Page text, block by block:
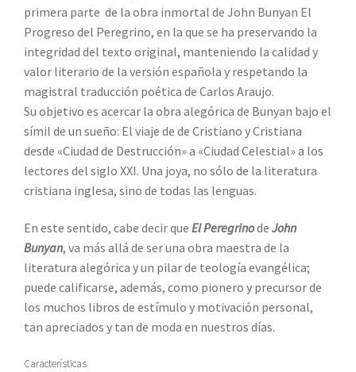
primera parte de la obra inmortal de John Bunyan El
Progreso del Peregrino, en la que se ha preservando la
integridad del texto original, manteniendo la calidad y
valor literario de la versión española y respetando la
magistral traducción poética de Carlos Araujo.
Su objetivo es acercar la obra alegórica de Bunyan bajo el
símil de un sueño: El viaje de de Cristiano y Cristiana
desde «Ciudad de Destrucción» a «Ciudad Celestial» a los
lectores del siglo XXI. Una joya, no sólo de la literatura
cristiana inglesa, sino de todas las lenguas.
En este sentido, cabe decir que El Peregrinode John
Bunyan, va más allá de ser una obra maestra de la
literatura alegórica y un pilar de teología evangélica;
puede calificarse, además, como pionero y precursor de
los muchos libros de estímulo y motivación personal,
tan apreciados y tan de moda en nuestros días.
Características